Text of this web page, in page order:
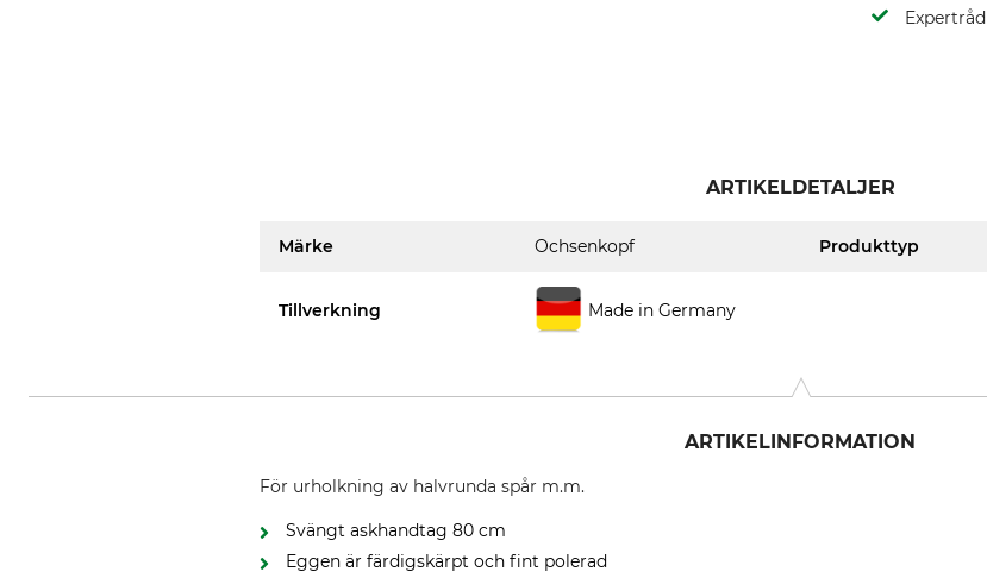
Expertråd
ARTIKELDETALJER
Märke Ochsenkopf Produkttyp
Tillverkning Made in Germany
ARTIKELINFORMATION
För urholkning av halvrunda spår m.m.
Svängt askhandtag 80 cm
Eggen är färdigskärpt och fint polerad